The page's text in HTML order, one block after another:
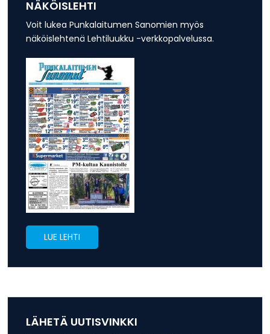
NÄKÖISLEHTI
Voit lukea Punkalaitumen Sanomien myös
näköislehtenä Lehtiluukku -verkkopalvelussa.
LUE LEHTI
LÄHETÄ UUTISVINKKI